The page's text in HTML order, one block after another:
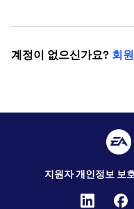
계정이 없으신가요? 회
지원자 개인정보 보